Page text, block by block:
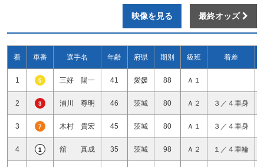
映像を見る 最終オッズ
着 車番 選手名 年齢 府県 期別 級班 着差
1 5 三好 陽一 41 愛媛 88 Ａ１
2 3 浦川 尊明 46 茨城 80 Ａ２ ３／４車身
3 7 木村 貴宏 45 茨城 80 Ａ１ ３／４車身
4 1 舘 真成 35 茨城 98 Ａ２ １／４車輪